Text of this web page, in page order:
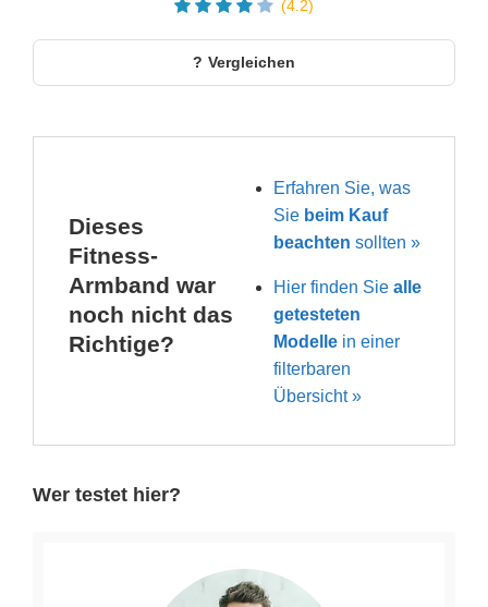
(4.2)
Vergleichen
Dieses
Fitness-
Armband war
noch nicht das
Richtige?
Erfahren Sie, was
Sie beim Kauf
beachten sollten »
Hier finden Siealle
getesteten
Modelle in einer
filterbaren
Übersicht »
Wer testet hier?